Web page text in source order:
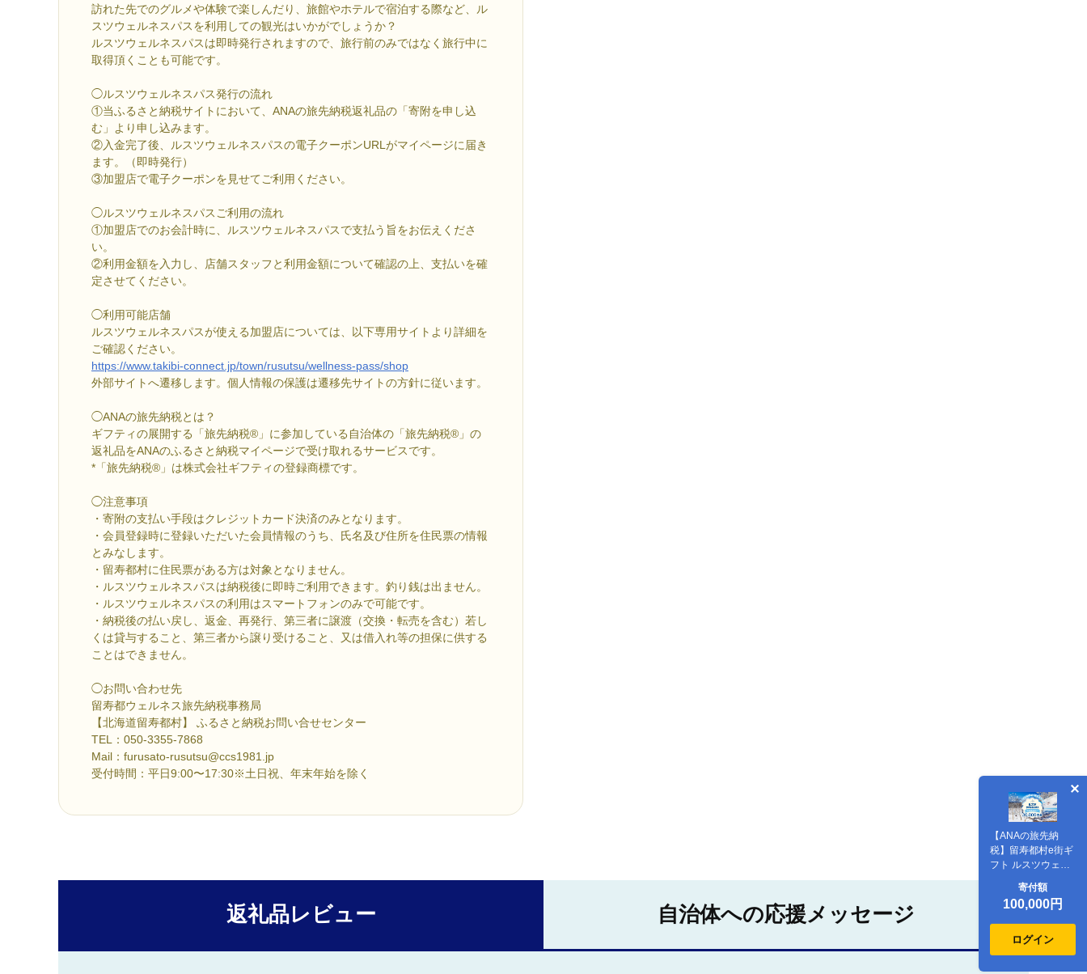
訪れた先でのグルメや体験で楽しんだり、旅館やホテルで宿泊する際など、ル
スツウェルネスパスを利用しての観光はいかがでしょうか？
ルスツウェルネスパスは即時発行されますので、旅行前のみではなく旅行中に
取得頂くことも可能です。
◯ルスツウェルネスパス発行の流れ
①当ふるさと納税サイトにおいて、ANAの旅先納税返礼品の「寄附を申し込
む」より申し込みます。
②入金完了後、ルスツウェルネスパスの電子クーポンURLがマイページに届き
ます。（即時発行）
③加盟店で電子クーポンを見せてご利用ください。
◯ルスツウェルネスパスご利用の流れ
①加盟店でのお会計時に、ルスツウェルネスパスで支払う旨をお伝えくださ
い。
②利用金額を入力し、店舗スタッフと利用金額について確認の上、支払いを確
定させてください。
◯利用可能店舗
ルスツウェルネスパスが使える加盟店については、以下専用サイトより詳細を
ご確認ください。
https://www.takibi-connect.jp/town/rusutsu/wellness-pass/shop
外部サイトへ遷移します。個人情報の保護は遷移先サイトの方針に従います。
◯ANAの旅先納税とは？
ギフティの展開する「旅先納税®」に参加している自治体の「旅先納税®」の
返礼品をANAのふるさと納税マイページで受け取れるサービスです。
*「旅先納税®」は株式会社ギフティの登録商標です。
◯注意事項
・寄附の支払い手段はクレジットカード決済のみとなります。
・会員登録時に登録いただいた会員情報のうち、氏名及び住所を住民票の情報
とみなします。
・留寿都村に住民票がある方は対象となりません。
・ルスツウェルネスパスは納税後に即時ご利用できます。釣り銭は出ません。
・ルスツウェルネスパスの利用はスマートフォンのみで可能です。
・納税後の払い戻し、返金、再発行、第三者に譲渡（交換・転売を含む）若し
くは貸与すること、第三者から譲り受けること、又は借入れ等の担保に供する
ことはできません。
◯お問い合わせ先
留寿都ウェルネス旅先納税事務局
【北海道留寿都村】 ふるさと納税お問い合せセンター
TEL：050-3355-7868
Mail：furusato-rusutsu@ccs1981.jp
受付時間：平日9:00〜17:30※土日祝、年末年始を除く
【ANAの旅先納
税】留寿都村e街ギ
フト ルスツウェル
分【99004】
寄付額
100,000円
ログイン
返礼品レビュー 自治体への応援メッセージ